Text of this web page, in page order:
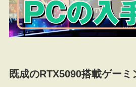
既成のRTX5090搭載ゲーミ